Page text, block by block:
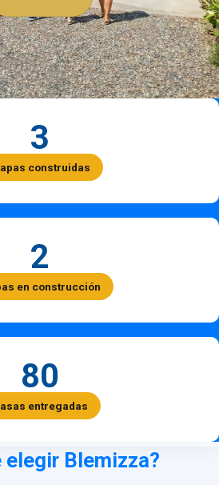
3
construidas
2
en construcción
80
entregadas
elegir Blemizza?